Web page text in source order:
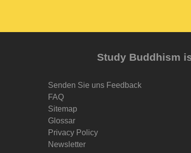
Study Buddhism
Senden Sie uns Feedback
FAQ
Sitemap
Glossar
Privacy Policy
Newsletter